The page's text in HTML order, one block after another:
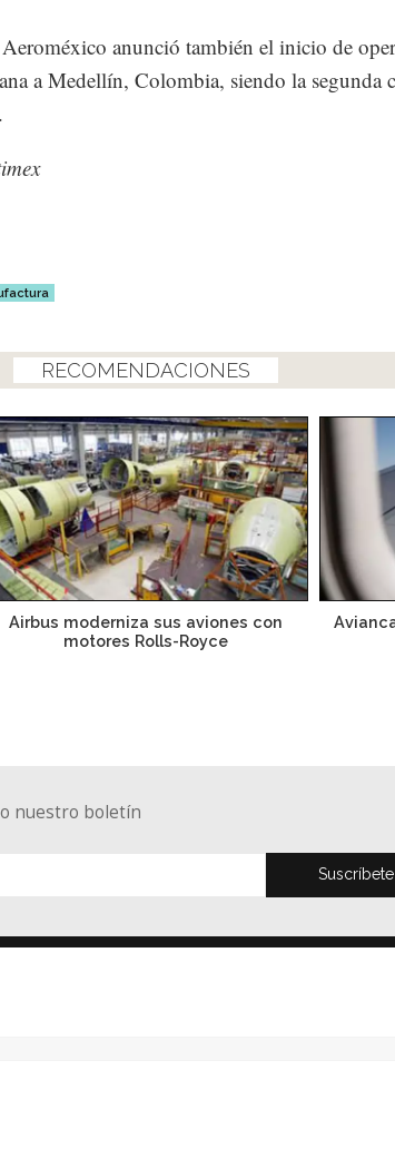
Aeroméxico anunció también el inicio de
a Medellín, Colombia, siendo la segunda
RECOMENDACIONES
Airbus moderniza sus aviones con
motores Rolls-Royce
nuestro boletín